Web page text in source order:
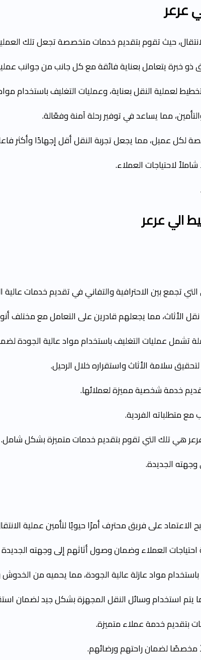
حيث تقوم بتقديم خدمات متخصصة تجعل تلك
خبرة يتعامل بعناية فائقة مع كل جانب من جوانب
النقل بعناية، وعمليات التغليف باستخدام مواد
مما يساعد في توفير رحلة آمنة وفعّالة.
عميل، مما يجعل تجربة النقل أقل إجهادًا وأكثر
لاحتياجات العملاء.
عرعر
بين الاحترافية والتفاني في تقديم خدمات عالية
الأثاث، مما يجعلهم قادرين على التعامل مع مختلف
عمليات التغليف باستخدام مواد عالية الجودة
سلامة الأثاث واستقراره خلال الرحيل.
خدمة شخصية مميزة لعملائها.
متطلباته الفردية.
هي تلك التي تقوم بتقديم خدمات متميزة بشكل شامل.
الجديدة.
على فريق محترف أمرًا حيويًا لتأمين عملية
العملاء وضمان وصول أثاثهم إلى وجهته
مواد عازلة عالية الجودة، مما يحميه من الخدوش
استخدام وسائل النقل المجهزة بشكل جيد لضمان
بتقديم خدمة عملاء متميزة.
مخصصًا لضمان راحتهم ورضائهم.